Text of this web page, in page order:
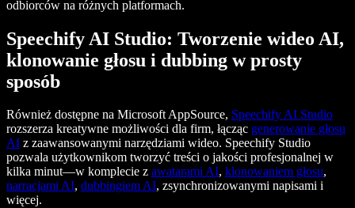
odbiorców na różnych platformach.
Speechify AI Studio: Tworzenie wideo AI,
klonowanie głosu i dubbing w prosty
sposób
Również dostępne na Microsoft AppSource, Speechify AI Studio
rozszerza kreatywne możliwości dla firm, łącząc generowanie głosu
AI z zaawansowanymi narzędziami wideo. Speechify Studio
pozwala użytkownikom tworzyć treści o jakości profesjonalnej w
kilka minut—w komplecie z awatarami AI, klonowaniem głosu,
narracjami AI, dubbingiem AI, zsynchronizowanymi napisami i
więcej.